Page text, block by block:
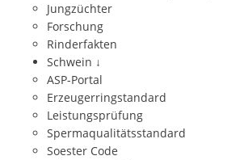
Jungzüchter
Forschung
Rinderfakten
Schwein ↓
ASP-Portal
Erzeugerringstandard
Leistungsprüfung
Spermaqualitätsstandard
Soester Code